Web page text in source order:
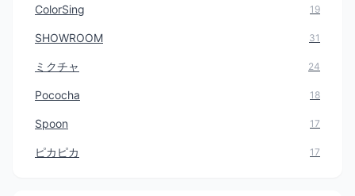
ColorSing 19
SHOWROOM 31
ミクチャ 24
Pococha 18
Spoon 17
ピカピカ 17